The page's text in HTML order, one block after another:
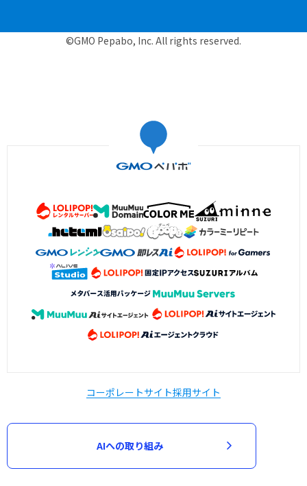
©GMO Pepabo, Inc. All rights reserved.
コーポレートサイト採用サイト
AIへの取り組み